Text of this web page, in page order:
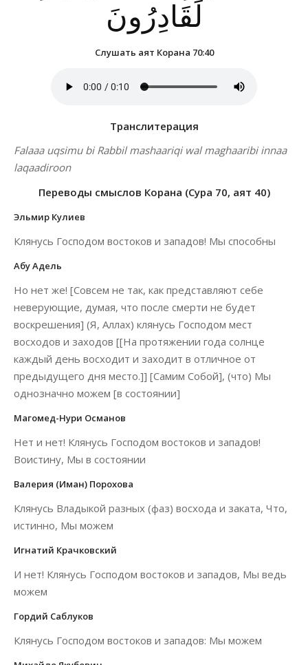
لَقَادِرُونَ
Слушать аят Корана 70:40
Транслитерация
Falaaa uqsimu bi Rabbil mashaariqi wal maghaaribi innaa
laqaadiroon
Переводы смыслов Корана (Сура 70, аят 40)
Эльмир Кулиев
Клянусь Господом востоков и западов! Мы способны
Абу Адель
Но нет же! [Совсем не так, как представляют себе
неверующие, думая, что после смерти не будет
воскрешения] (Я, Аллах) клянусь Господом мест
восходов и заходов [[На протяжении года солнце
каждый день восходит и заходит в отличное от
предыдущего дня место.]] [Самим Собой], (что) Мы
однозначно можем [в состоянии]
Магомед-Нури Османов
Нет и нет! Клянусь Господом востоков и западов!
Воистину, Мы в состоянии
Валерия (Иман) Порохова
Клянусь Владыкой разных (фаз) восхода и заката, Что,
истинно, Мы можем
Игнатий Крачковский
И нет! Клянусь Господом востоков и западов, Мы ведь
можем
Гордий Саблуков
Клянусь Господом востоков и западов: Мы можем